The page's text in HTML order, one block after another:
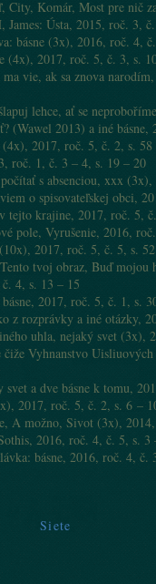
City, Komár, Most pre nič
Ústa, 2015, roč. 3,
básne (3x), 2016, roč. 4,
(4x), 2017, roč. 5, č. 3, s.
vie, ak sa znova
lehce, ať se
(Wawel 2013) a iné básne,
2017, roč. 5, č. 2, s.
roč. 1, č. 3 – 4, s. 19 – 20
s absenciou, xxx (3x),
o spisovateľskej obci,
tejto krajine, 2017, roč. 5,
pole, Vyrušenie, 2016,
2017, roč. 5, č. 5, s.
tvoj obraz, Buď mojou
4, s. 13 – 15
2017, roč. 5, č. 1, s.
z rozprávky a iné otázky,
uhla, nejaký svet (3x),
Vyhnanstvo
a dve básne k tomu,
2017, roč. 5, č. 2, s. 6 –
A možno, Sivot (3x),
2016, roč. 4, č. 5, s. 3
básne, 2016, roč. 4, č.
Siete